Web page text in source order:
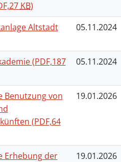
KB)
Altstadt
05.11.2024
(PDF,187
05.11.2024
Benutzung von
(PDF,64
19.01.2026
Erhebung der
19.01.2026